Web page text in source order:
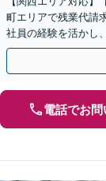
町エリアで残業代請
社員の経験を活かし
使双方に対応】【
電話でお